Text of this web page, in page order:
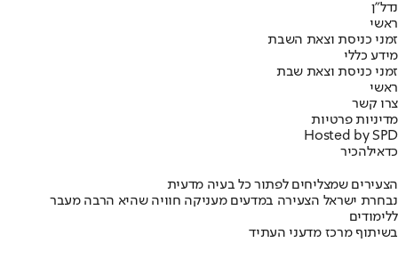
נדל"ן
ראשי
זמני כניסת וצאת השבת
מידע כללי
זמני כניסת וצאת שבת
ראשי
צרו קשר
מדיניות פרטיות
Hosted by SPD
כדאילהכיר
הצעירים שמצליחים לפתור כל בעיה מדעית
נבחרת ישראל הצעירה במדעים מעניקה חוויה שהיא הרבה מעבר
ללימודים
בשיתוף מרכז מדעני העתיד